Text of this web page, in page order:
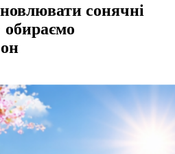
сонячні
обираємо